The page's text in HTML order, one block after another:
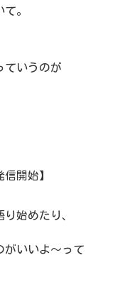
。
ていうのが
開始】
始めたり、
がいいよ～って